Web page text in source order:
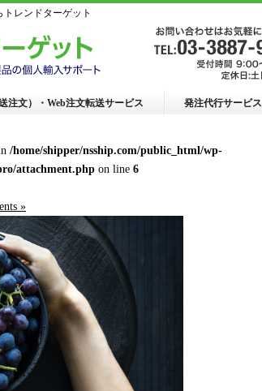
トレンドターゲット
注文）・Web注文転送サービス 発注代行サービス
/home/shipper/nsship.com/public_html/wp-
attachment.php on line 6
»